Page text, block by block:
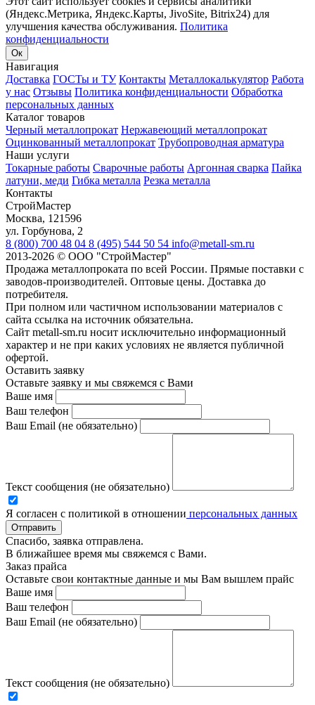
(Яндекс.Метрика, Яндекс.Карты, JivoSite, Bitrix24) для
улучшения качества обслуживания. Политика
конфиденциальности
Ок
Навигация
Доставка ГОСТы и ТУ Контакты Металлокалькулятор Работа
у нас Отзывы Политика конфиденциальности Обработка
персональных данных
Каталог товаров
Черный металлопрокат Нержавеющий металлопрокат
Оцинкованный металлопрокат Трубопроводная арматура
Наши услуги
Токарные работы Сварочные работы Аргонная сварка Пайка
латуни, меди Гибка металла Резка металла
Контакты
СтройМастер
Москва, 121596
ул. Горбунова, 2
8 (800) 700 48 04 8 (495) 544 50 54 info@metall-sm.ru
2013-2026 © ООО "СтройМастер"
Продажа металлопроката по всей России. Прямые поставки с
заводов-производителей. Оптовые цены. Доставка до
потребителя.
При полном или частичном использовании материалов с
сайта ссылка на источник обязательна.
Сайт metall-sm.ru носит исключительно информационный
характер и не при каких условиях не является публичной
офертой.
Оставить заявку
Оставьте заявку и мы свяжемся с Вами
Ваше имя
Ваш телефон
Ваш Email (не обязательно)
Текст сообщения (не обязательно)
Я согласен с политикой в отношении персональных данных
Отправить
Спасибо, заявка отправлена.
В ближайшее время мы свяжемся с Вами.
Заказ прайса
Оставьте свои контактные данные и мы Вам вышлем прайс
Ваше имя
Ваш телефон
Ваш Email (не обязательно)
Текст сообщения (не обязательно)